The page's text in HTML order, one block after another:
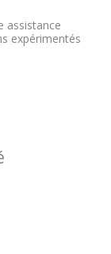
assistance
expérimentés